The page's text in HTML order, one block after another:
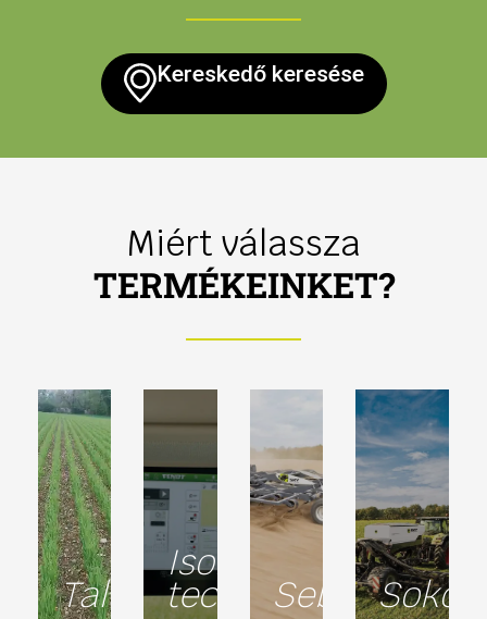
Kereskedő keresése
Miért válassza
TERMÉKEINKET?
Talajvédelem
Isobus
technológia
Sebesség